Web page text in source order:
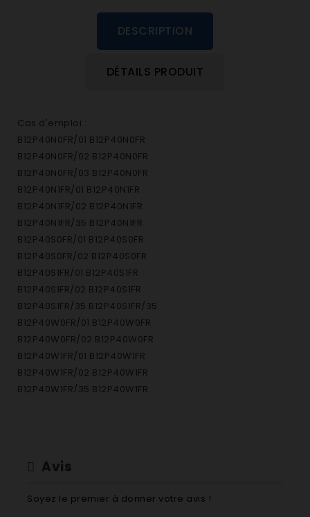
DESCRIPTION
DÉTAILS PRODUIT
Cas d'emploi :
B12P40N0FR/01 B12P40N0FR
B12P40N0FR/02 B12P40N0FR
B12P40N0FR/03 B12P40N0FR
B12P40N1FR/01 B12P40N1FR
B12P40N1FR/02 B12P40N1FR
B12P40N1FR/35 B12P40N1FR
B12P40S0FR/01 B12P40S0FR
B12P40S0FR/02 B12P40S0FR
B12P40S1FR/01 B12P40S1FR
B12P40S1FR/02 B12P40S1FR
B12P40S1FR/35 B12P40S1FR/35
B12P40W0FR/01 B12P40W0FR
B12P40W0FR/02 B12P40W0FR
B12P40W1FR/01 B12P40W1FR
B12P40W1FR/02 B12P40W1FR
B12P40W1FR/35 B12P40W1FR
B13P40N1FR/02 B13P40N1FR
B13P40N1FR/35 B13P40N1FR
Avis
Soyez le premier à donner votre avis !